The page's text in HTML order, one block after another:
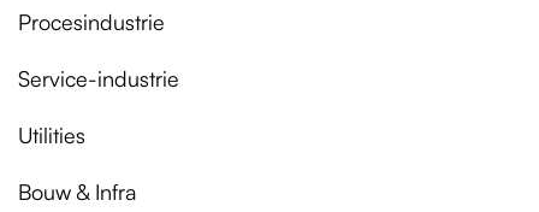
Procesindustrie
Service-industrie
Utilities
Bouw & Infra